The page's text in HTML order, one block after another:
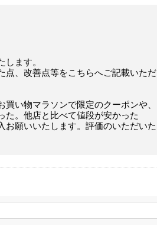
ます。
点、改善点等をこちらへご記載いただ
い物マラソンで限定のクーポンや、
た。他店と比べて値段が安かった
お願いいたします。評価のいただいた